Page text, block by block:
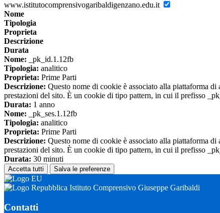
www.istitutocomprensivogaribaldigenzano.edu.it
Nome
Tipologia
Proprieta
Descrizione
Durata
Nome: _pk_id.1.12fb
Tipologia: analitico
Proprieta: Prime Parti
Descrizione: Questo nome di cookie è associato alla piattaforma
prestazioni del sito. È un cookie di tipo pattern, in cui il prefisso
Durata: 1 anno
Nome: _pk_ses.1.12fb
Tipologia: analitico
Proprieta: Prime Parti
Descrizione: Questo nome di cookie è associato alla piattaforma
prestazioni del sito. È un cookie di tipo pattern, in cui il prefisso
Durata: 30 minuti
Accetta tutti Salva le preferenze
Istituto Comprensivo Giuseppe Garibaldi
Contatti